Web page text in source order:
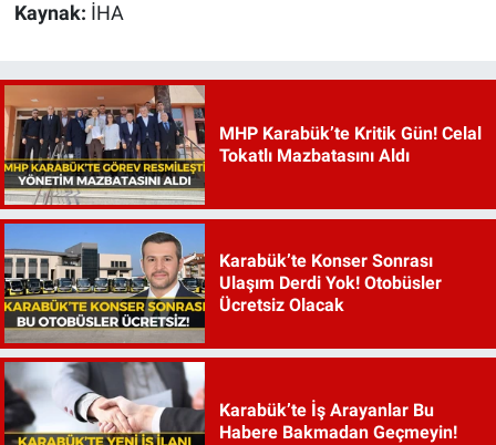
Kaynak: İHA
MHP Karabük’te Kritik Gün! Celal
Tokatlı Mazbatasını Aldı
Karabük’te Konser Sonrası
Ulaşım Derdi Yok! Otobüsler
Ücretsiz Olacak
Karabük’te İş Arayanlar Bu
Habere Bakmadan Geçmeyin!